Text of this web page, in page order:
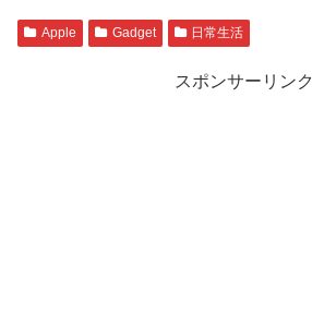
Apple Gadget 日常生活
スポンサーリンク